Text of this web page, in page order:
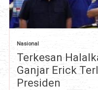
Nasional
Terkesan
Ganjar Erick
Presiden